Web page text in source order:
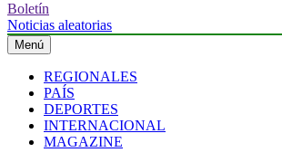
Radio El Faro
Noticias y más
Boletín
Noticias aleatorias
Menú
REGIONALES
PAÍS
DEPORTES
INTERNACIONAL
MAGAZINE